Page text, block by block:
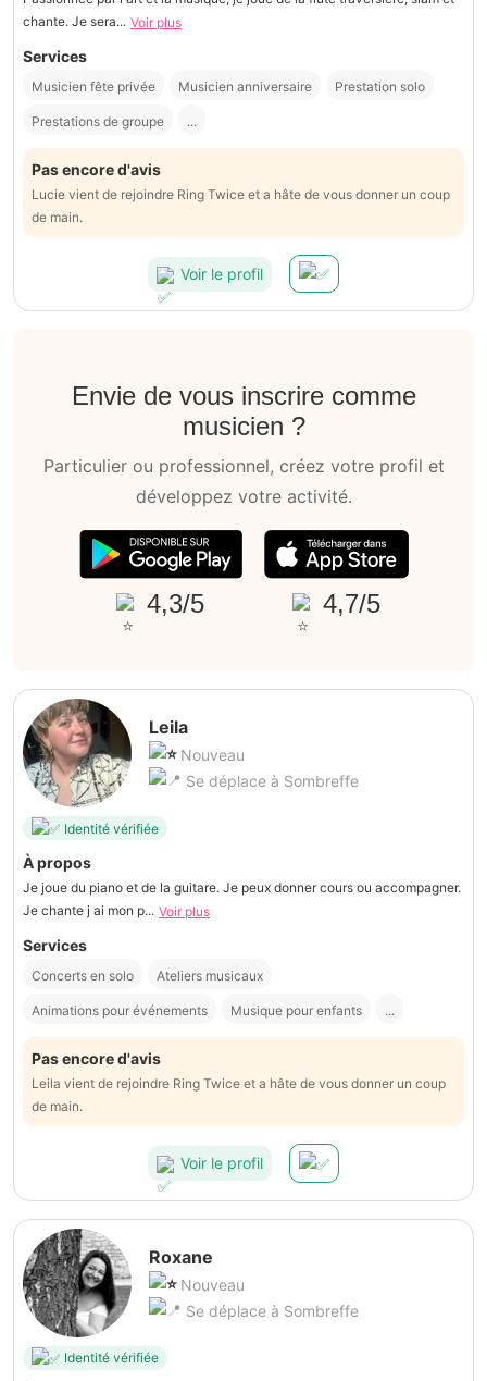
chante. Je sera... Voir plus
Services
Musicien fête privée Musicien anniversaire Prestation solo
Prestations de groupe ...
Pas encore d'avis
Lucie vient de rejoindre Ring Twice et a hâte de vous donner un coup
de main.
Voir le profil
Envie de vous inscrire comme
musicien ?
Particulier ou professionnel, créez votre profil et
développez votre activité.
4,3/5 4,7/5
Leila
Nouveau
Se déplace à Sombreffe
Identité vérifiée
À propos
Je joue du piano et de la guitare. Je peux donner cours ou accompagner.
Je chante j ai mon p... Voir plus
Services
Concerts en solo Ateliers musicaux
Animations pour événements Musique pour enfants ...
Pas encore d'avis
Leila vient de rejoindre Ring Twice et a hâte de vous donner un coup
de main.
Voir le profil
Roxane
Nouveau
Se déplace à Sombreffe
Identité vérifiée